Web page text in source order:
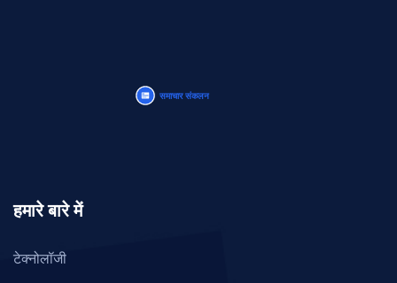
हमारे बारे में
टेक्नोलॉजी